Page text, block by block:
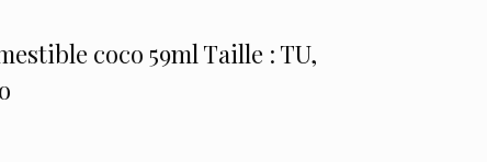
coco 59ml Taille : TU,